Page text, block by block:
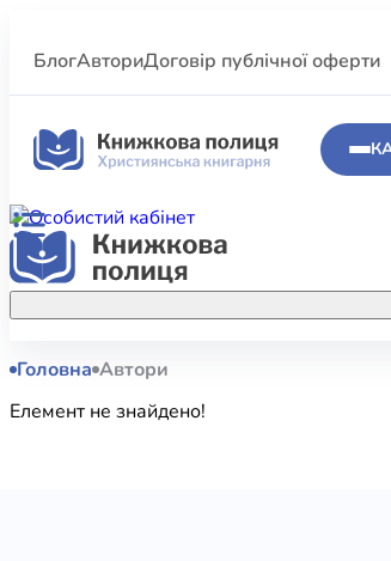
БлогАвториДоговір публічної оферти
Акційні пропозиції
Купуйте більше улюблених книжок за
Головна Автори
Елемент не знайдено!